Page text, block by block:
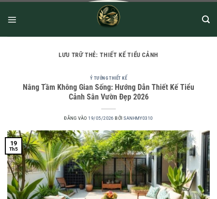
LƯU TRỮ THẺ:THIẾT KẾ TIỂU CẢNH
Ý TƯỞNG THIẾT KẾ
Nâng Tầm Không Gian Sống: Hướng Dẫn Thiết Kế Tiểu
Cảnh Sân Vườn Đẹp 2026
ĐĂNG VÀO19/05/2026 BỞISANHMY0310
19
Th5